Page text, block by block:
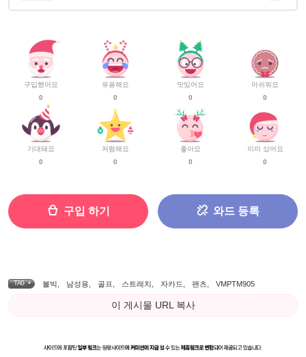
구입했어요
0
기대돼요
0
유용해요
0
저렴해요
0
맛있어요
0
좋아요
0
아쉬워요
0
이미 샀어요
0
구입 하기 와드 등록
TAG • 볼빅 남성용 골프 스트레치 자카드 팬츠 VMPTM905
이 게시물 URL 복사